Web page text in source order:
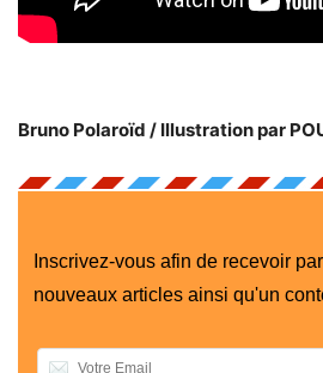
Bruno Polaroïd / Illustration par
Inscrivez-vous afin de recevoir
nouveaux articles ainsi qu'un